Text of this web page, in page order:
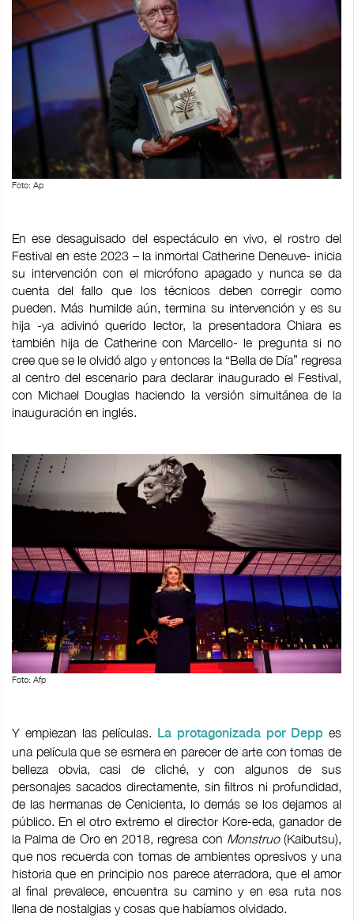
Foto: Ap
En ese desaguisado del espectáculo en vivo, el rostro del
Festival en este 2023 – la inmortal Catherine Deneuve- inicia
su intervención con el micrófono apagado y nunca se da
cuenta del fallo que los técnicos deben corregir como
pueden. Más humilde aún, termina su intervención y es su
hija -ya adivinó querido lector, la presentadora Chiara es
también hija de Catherine con Marcello- le pregunta si no
cree que se le olvidó algo y entonces la “Bella de Día” regresa
al centro del escenario para declarar inaugurado el Festival,
con Michael Douglas haciendo la versión simultánea de la
inauguración en inglés.
Foto: Afp
Y empiezan las películas. La protagonizada por Depp es
una película que se esmera en parecer de arte con tomas de
belleza obvia, casi de cliché, y con algunos de sus
personajes sacados directamente, sin filtros ni profundidad,
de las hermanas de Cenicienta, lo demás se los dejamos al
público. En el otro extremo el director Kore-eda, ganador de
la Palma de Oro en 2018, regresa con Monstruo(Kaibutsu),
que nos recuerda con tomas de ambientes opresivos y una
historia que en principio nos parece aterradora, que el amor
al final prevalece, encuentra su camino y en esa ruta nos
llena de nostalgias y cosas que habíamos olvidado.